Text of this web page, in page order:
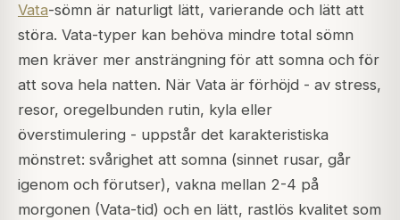
Vata-sömn är naturligt lätt, varierande och lätt att
störa. Vata-typer kan behöva mindre total sömn
men kräver mer ansträngning för att somna och för
att sova hela natten. När Vata är förhöjd - av stress,
resor, oregelbunden rutin, kyla eller
överstimulering - uppstår det karakteristiska
mönstret: svårighet att somna (sinnet rusar, går
igenom och förutser), vakna mellan 2-4 på
morgonen (Vata-tid) och en lätt, rastlös kvalitet som